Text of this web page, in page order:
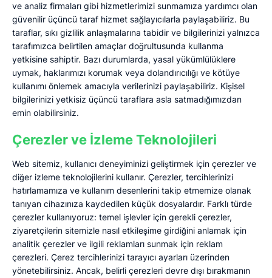
ve analiz firmaları gibi hizmetlerimizi sunmamıza yardımcı olan
güvenilir üçüncü taraf hizmet sağlayıcılarla paylaşabiliriz. Bu
taraflar, sıkı gizlilik anlaşmalarına tabidir ve bilgilerinizi yalnızca
tarafımızca belirtilen amaçlar doğrultusunda kullanma
yetkisine sahiptir. Bazı durumlarda, yasal yükümlülüklere
uymak, haklarımızı korumak veya dolandırıcılığı ve kötüye
kullanımı önlemek amacıyla verilerinizi paylaşabiliriz. Kişisel
bilgilerinizi yetkisiz üçüncü taraflara asla satmadığımızdan
emin olabilirsiniz.
Çerezler ve İzleme Teknolojileri
Web sitemiz, kullanıcı deneyiminizi geliştirmek için çerezler ve
diğer izleme teknolojilerini kullanır. Çerezler, tercihlerinizi
hatırlamamıza ve kullanım desenlerini takip etmemize olanak
tanıyan cihazınıza kaydedilen küçük dosyalardır. Farklı türde
çerezler kullanıyoruz: temel işlevler için gerekli çerezler,
ziyaretçilerin sitemizle nasıl etkileşime girdiğini anlamak için
analitik çerezler ve ilgili reklamları sunmak için reklam
çerezleri. Çerez tercihlerinizi tarayıcı ayarları üzerinden
yönetebilirsiniz. Ancak, belirli çerezleri devre dışı bırakmanın